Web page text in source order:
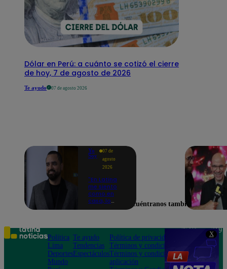
X
Dólar en Perú: a cuánto se cotizó el cierre
de hoy, 7 de agosto de 2026
Te ayudo 07 de agosto 2026
Yo
Soy
07 de
agosto
2026
"En Latina
me siento
como en
casa, lo
emocionado
por estreno
de Yo Soy
2026
Encuéntranos también en
Política
Lima
Deportes
Mundo
Te ayudo
Tendencias
Espectáculos
Política de privacidad
Términos y condiciones
Términos y condiciones
aplicación
Teléfono: 219
Av. San
Felipe 968
Jesús María